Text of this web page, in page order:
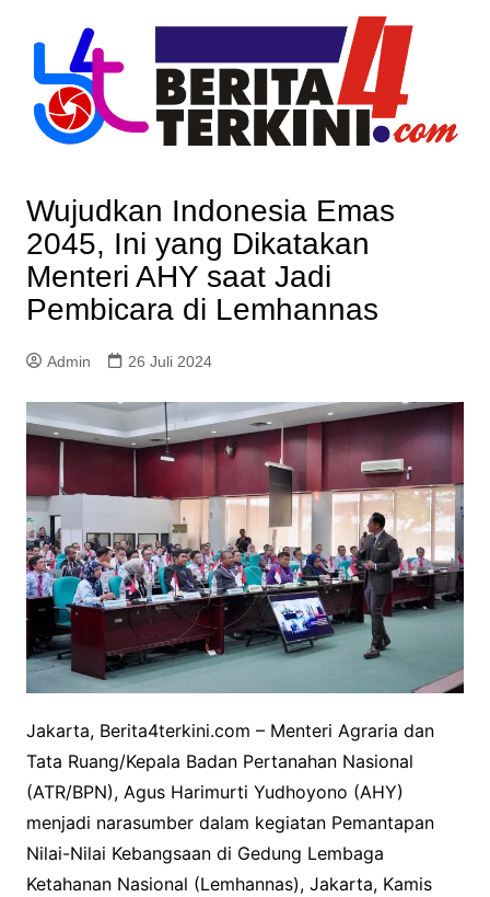
content
Wujudkan Indonesia Emas
2045, Ini yang Dikatakan
Menteri AHY saat Jadi
Pembicara di Lemhannas
Admin 26 Juli 2024
Jakarta, Berita4terkini.com – Menteri Agraria dan
Tata Ruang/Kepala Badan Pertanahan Nasional
(ATR/BPN), Agus Harimurti Yudhoyono (AHY)
menjadi narasumber dalam kegiatan Pemantapan
Nilai-Nilai Kebangsaan di Gedung Lembaga
Ketahanan Nasional (Lemhannas), Jakarta, Kamis